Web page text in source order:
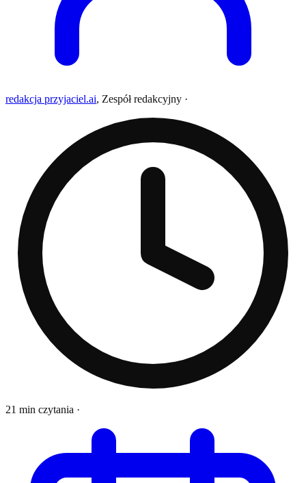
redakcja przyjaciel.ai, Zespół redakcyjny ·
21 min czytania ·